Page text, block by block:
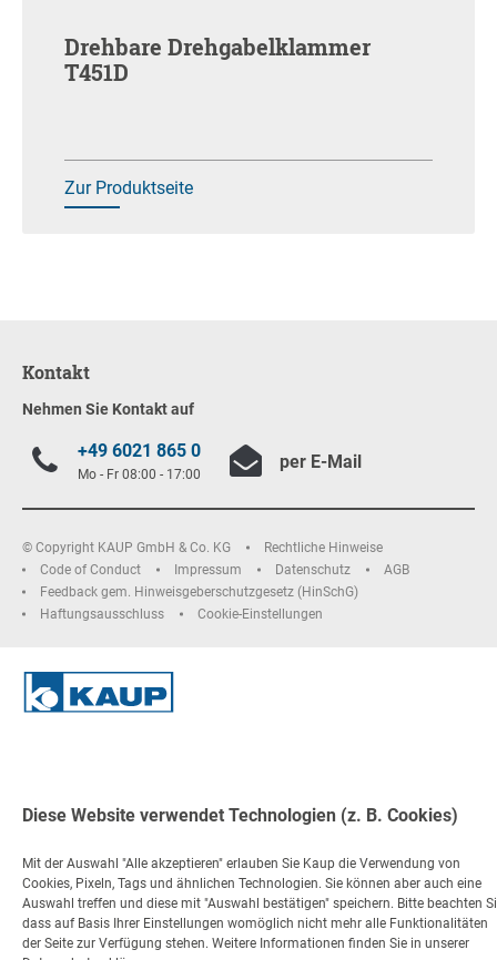
Drehbare Drehgabelklammer
T451D
Zur Produktseite
Kontakt
Nehmen Sie Kontakt auf
+49 6021 865 0
Mo - Fr 08:00 - 17:00
per E-Mail
© Copyright KAUP GmbH & Co. KG
Rechtliche Hinweise
Code of Conduct
Impressum Datenschutz
AGB
Feedback gem. Hinweisgeberschutzgesetz (HinSchG)
Haftungsausschluss
Cookie-Einstellungen
Diese Website verwendet Technologien (z. B. Cookies)
Mit der Auswahl "Alle akzeptieren" erlauben Sie Kaup die Verwendung von
Cookies, Pixeln, Tags und ähnlichen Technologien. Sie können aber auch eine
Auswahl treffen und diese mit "Auswahl bestätigen" speichern. Bitte beachten
dass auf Basis Ihrer Einstellungen womöglich nicht mehr alle Funktionalitäten
der Seite zur Verfügung stehen. Weitere Informationen finden Sie in unserer